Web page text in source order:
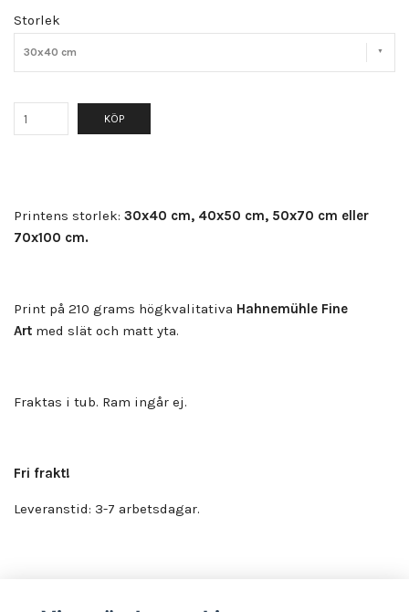
Storlek
30x40 cm
KÖP
Printens storlek: 30x40 cm, 40x50 cm, 50x70 cm eller
70x100 cm.
Print på 210 grams högkvalitativa Hahnemühle Fine
Art med slät och matt yta.
Fraktas i tub. Ram ingår ej.
Fri frakt!
Leveranstid: 3-7 arbetsdagar.